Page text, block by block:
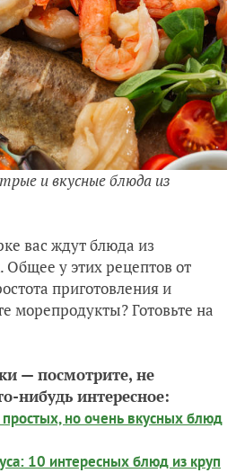
и вкусные блюда из
вас ждут блюда из
Общее у этих рецептов от
приготовления и
морепродукты? Готовьте на
— посмотрите, не
нибудь интересное:
но очень вкусных блюд
10 интересных блюд из круп